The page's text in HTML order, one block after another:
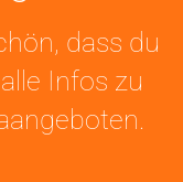
dass du
Infos zu